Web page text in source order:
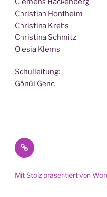
Cle­mens Hackenberg
Chris­ti­an Hontheim
Chris­ti­na Krebs
Chris­ti­na Schmitz
Ole­sia Klems
Schul­lei­tung:
Gönül Genc
Datenschutz
Mit Stolz präsentiert von